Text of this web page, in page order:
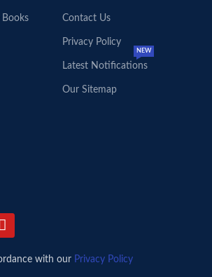
Contact Us
Privacy Policy
Latest Notifications
NEW
Our Sitemap
with our Privacy Policy